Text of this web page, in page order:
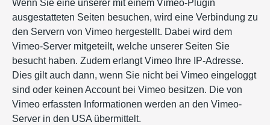
Wenn Sie eine unserer mit einem Vimeo-Plugin
ausgestatteten Seiten besuchen, wird eine Verbindung zu
den Servern von Vimeo hergestellt. Dabei wird dem
Vimeo-Server mitgeteilt, welche unserer Seiten Sie
besucht haben. Zudem erlangt Vimeo Ihre IP-Adresse.
Dies gilt auch dann, wenn Sie nicht bei Vimeo eingeloggt
sind oder keinen Account bei Vimeo besitzen. Die von
Vimeo erfassten Informationen werden an den Vimeo-
Server in den USA übermittelt.